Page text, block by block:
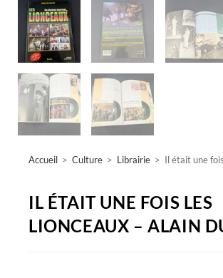
Accueil > Culture > Librairie > Il était une
IL ÉTAIT UNE FOIS LES
LIONCEAUX – ALAIN